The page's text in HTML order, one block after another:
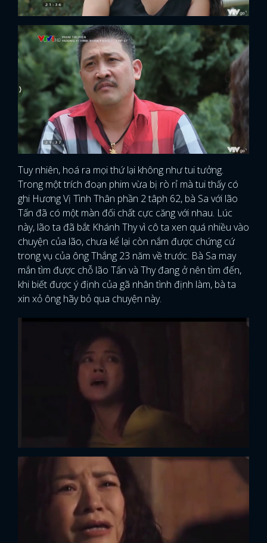
Tuy nhiên, hoá ra mọi thứ lại không như tui tưởng.
Trong một trích đoạn phim vừa bị rò rỉ mà tui thấy có
ghi Hương Vị Tình Thân phần 2 tâph 62, bà Sa với lão
Tấn đã có một màn đối chất cực căng với nhau. Lúc
này, lão ta đã bắt Khánh Thy vì cô ta xen quá nhiều vào
chuyện của lão, chưa kể lại còn nắm được chứng cứ
trong vụ của ông Thắng 23 năm về trước. Bà Sa may
mắn tìm được chỗ lão Tấn và Thy đang ở nên tìm đến,
khi biết được ý định của gã nhân tình định làm, bà ta
xin xỏ ông hãy bỏ qua chuyện này.